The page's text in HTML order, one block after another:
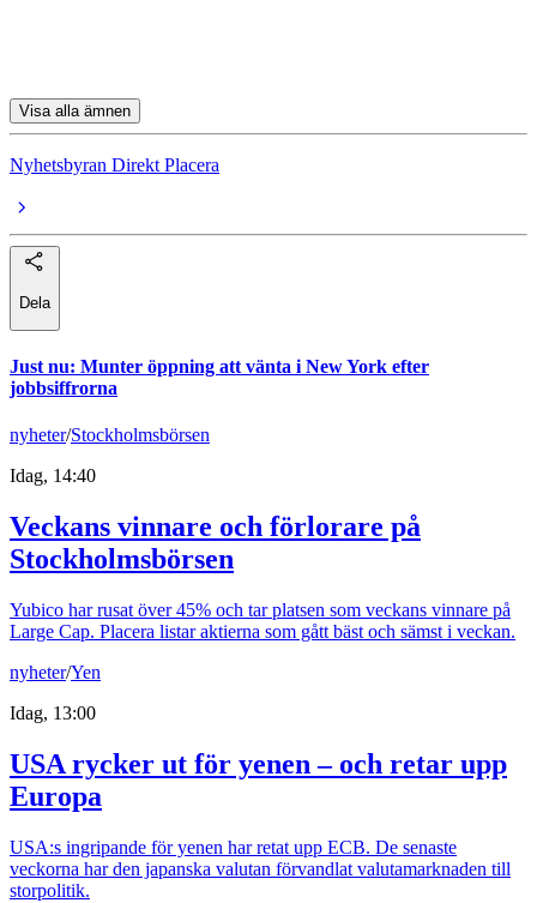
Visa alla ämnen
Nyhetsbyran Direkt Placera
Dela
Just nu: Munter öppning att vänta i New York efter
jobbsiffrorna
nyheter/Stockholmsbörsen
Idag, 14:40
Veckans vinnare och förlorare på
Stockholmsbörsen
Yubico har rusat över 45% och tar platsen som veckans vinnare på
Large Cap. Placera listar aktierna som gått bäst och sämst i veckan.
nyheter/Yen
Idag, 13:00
USA rycker ut för yenen – och retar upp
Europa
USA:s ingripande för yenen har retat upp ECB. De senaste
veckorna har den japanska valutan förvandlat valutamarknaden till
storpolitik.